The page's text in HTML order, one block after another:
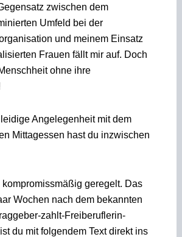
zwischen dem
Umfeld bei der
und meinem Einsatz
Frauen fällt mir auf. Doch
ohne ihre
leidige Angelegenheit mit dem
Mittagessen hast du inzwischen
kompromissmäßig geregelt. Das
Wochen nach dem bekannten
zahlt-Freiberuflerin-
du mit folgendem Text direkt ins